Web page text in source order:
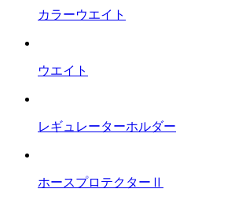
カラーウエイト
ウエイト
レギュレーターホルダー
ホースプロテクターⅡ